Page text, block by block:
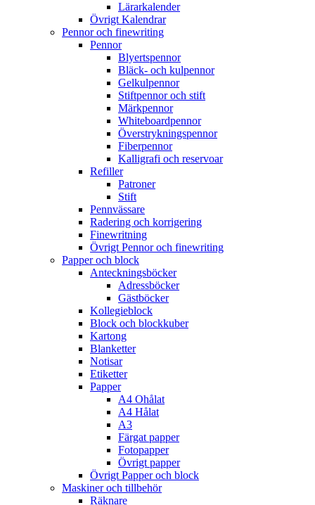
Lärarkalender
Övrigt Kalendrar
Pennor och finewriting
Pennor
Blyertspennor
Bläck- och kulpennor
Gelkulpennor
Stiftpennor och stift
Märkpennor
Whiteboardpennor
Överstrykningspennor
Fiberpennor
Kalligrafi och reservoar
Refiller
Patroner
Stift
Pennvässare
Radering och korrigering
Finewritning
Övrigt Pennor och finewriting
Papper och block
Anteckningsböcker
Adressböcker
Gästböcker
Kollegieblock
Block och blockkuber
Kartong
Blanketter
Notisar
Etiketter
Papper
A4 Ohålat
A4 Hålat
A3
Färgat papper
Fotopapper
Övrigt papper
Övrigt Papper och block
Maskiner och tillbehör
Räknare